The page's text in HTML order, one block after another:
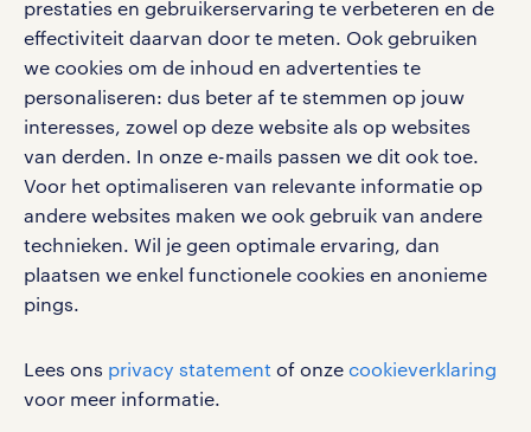
prestaties en gebruikerservaring te verbeteren en de
effectiviteit daarvan door te meten. Ook gebruiken
we cookies om de inhoud en advertenties te
personaliseren: dus beter af te stemmen op jouw
interesses, zowel op deze website als op websites
van derden. In onze e-mails passen we dit ook toe.
Voor het optimaliseren van relevante informatie op
andere websites maken we ook gebruik van andere
technieken. Wil je geen optimale ervaring, dan
plaatsen we enkel functionele cookies en anonieme
pings.
Lees ons privacy statement of onze cookieverklaring
voor meer informatie.
Volg ons voor de leukste content omtrent
vacatures, solliciteren en inspiratie.
werken bij randstad
gebruikersvoorwaarden
privacystatement
cookies